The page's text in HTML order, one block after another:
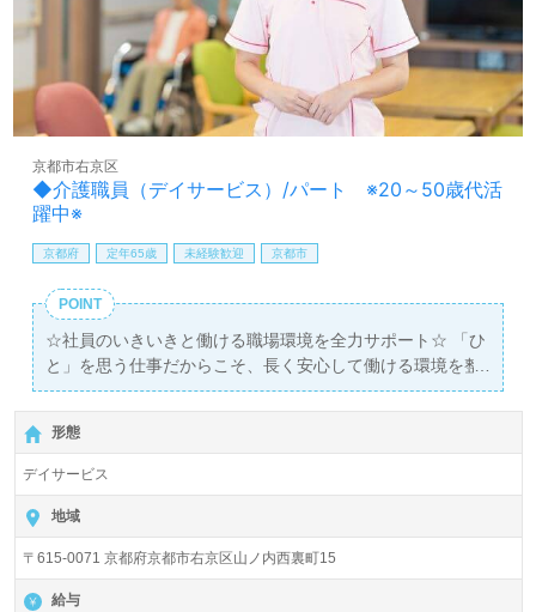
◆介護職員（デイサービス）/パート ※20～50歳代活
躍中※
京都市右京区
京都府 定年65歳 未経験歓迎 京都市
POINT
☆社員のいきいきと働ける職場環境を全力サポート☆ 「ひ
と」を思う仕事だからこそ、長く安心して働ける環境を整
えていきます。 充実した福利厚生・教育制度の下、洛和会
で一緒に働きませんか？
形態
デイサービス
地域
〒615-0071 京都府京都市右京区山ノ内西裏町15
給与